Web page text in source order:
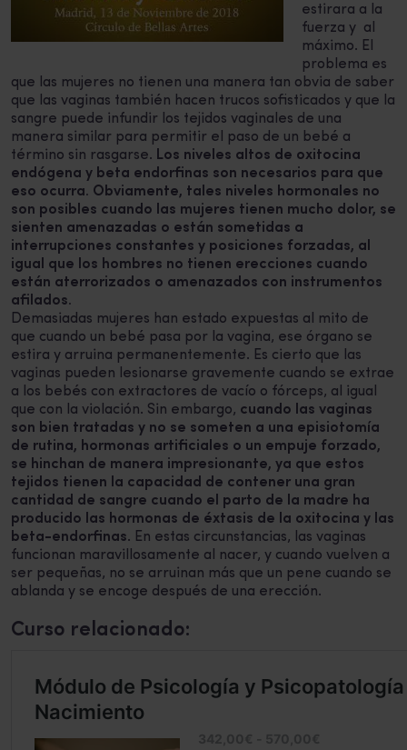
estirara a la
fuerza y ​ al
máximo. El
problema es
que las mujeres no tienen una manera tan obvia de saber
que las vaginas también hacen trucos sofisticados y que la
sangre puede infundir los tejidos vaginales de una
manera similar para permitir el paso de un bebé a
término sin rasgarse. Los niveles altos de oxitocina
endógena y beta endorfinas son necesarios para que
eso ocurra. Obviamente, tales niveles hormonales no
son posibles cuando las mujeres tienen mucho dolor, se
sienten amenazadas o están sometidas a
interrupciones constantes y posiciones forzadas, al
igual que los hombres no tienen erecciones cuando
están aterrorizados o amenazados con instrumentos
afilados.
Demasiadas mujeres han estado expuestas al mito de
que cuando un bebé pasa por la vagina, ese órgano se
estira y arruina permanentemente. Es cierto que las
vaginas pueden lesionarse gravemente cuando se extrae
a los bebés con extractores de vacío o fórceps, al igual
que con la violación. Sin embargo, cuando las vaginas
son bien tratadas y no se someten a una episiotomía
de rutina, hormonas artificiales o un empuje forzado,
se hinchan de manera impresionante, ya que estos
tejidos tienen la capacidad de contener una gran
cantidad de sangre cuando el parto de la madre ha
producido las hormonas de éxtasis de la oxitocina y las
beta-endorfinas. En estas circunstancias, las vaginas
funcionan maravillosamente al nacer, y cuando vuelven a
ser pequeñas, no se arruinan más que un pene cuando se
ablanda y se encoge después de una erección.
Curso relacionado: